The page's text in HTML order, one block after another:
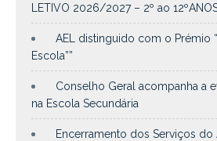
LETIVO 2026/2027 – 2º ao
AEL distinguido com o Prémio
Escola””
Conselho Geral acompanha a
na Escola Secundária
Encerramento dos Serviços do